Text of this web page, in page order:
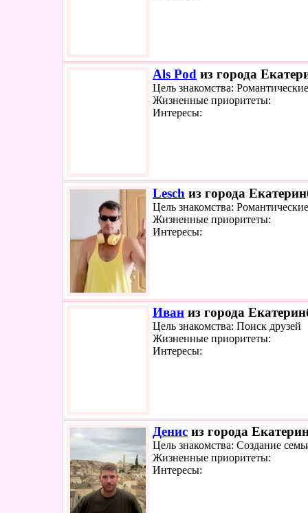
Als Pod из города
Цель знакомства:
Жизненные приоритеты:
Интересы:
Lesch из города
Цель знакомства:
Жизненные приоритеты:
Интересы:
Иван из города
Цель знакомства: Поиск друзей
Жизненные приоритеты:
Интересы:
Денис из города
Цель знакомства: Создание
Жизненные приоритеты:
Интересы: